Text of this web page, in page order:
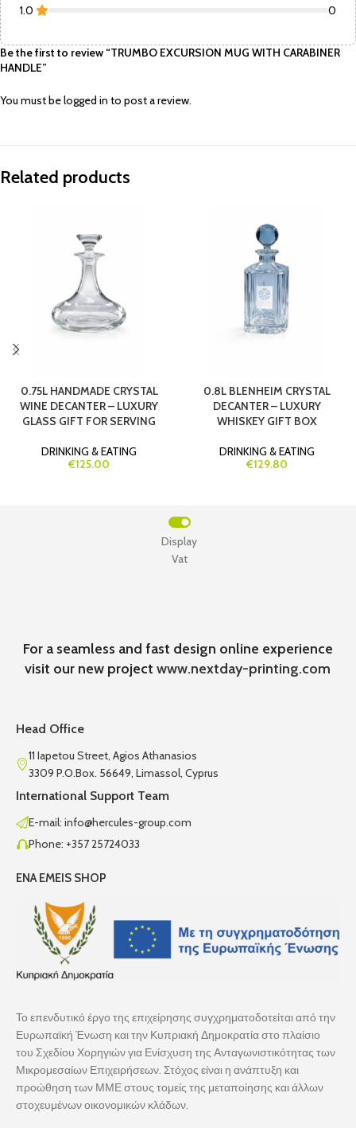
1.0 0
Be the first to review “TRUMBO EXCURSION MUG WITH CARABINER
HANDLE”
You must belogged in to post a review.
Related products
0.75L HANDMADE CRYSTAL
WINE DECANTER – LUXURY
GLASS GIFT FOR SERVING
DRINKING & EATING
€125.00
0.8L BLENHEIM CRYSTAL
DECANTER – LUXURY
WHISKEY GIFT BOX
DRINKING & EATING
€129.80
Vat
Display
For a seamless and fast design online experience
visit our new projectwww.nextday-printing.com
Head Office
11 Iapetou Street, Agios Athanasios
3309 P.O.Box. 56649, Limassol, Cyprus
International Support Team
E-mail: info@hercules-group.com
Phone: +357 25724033
ENA EMEIS SHOP
Το επενδυτικό έργο της επιχείρησης συγχρηματοδοτείται από την
Ευρωπαϊκή Ένωση και την Κυπριακή Δημοκρατία στο πλαίσιο
του Σχεδίου Χορηγιών για Ενίσχυση της Ανταγωνιστικότητας των
Μικρομεσαίων Επιχειρήσεων. Στόχος είναι η ανάπτυξη και
προώθηση των ΜΜΕ στους τομείς της μεταποίησης και άλλων
στοχευμένων οικονομικών κλάδων.